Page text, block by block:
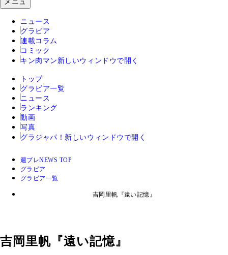
ニュース
グラビア
連載コラム
コミック
キン肉マン 新しいウィンドウで開く
トップ
グラビア一覧
ニュース
ランキング
動画
写真
グラジャパ！ 新しいウィンドウで開く
週プレNEWS TOP
グラビア
グラビア一覧
吉岡里帆『遠い記憶』
吉岡里帆『遠い記憶』